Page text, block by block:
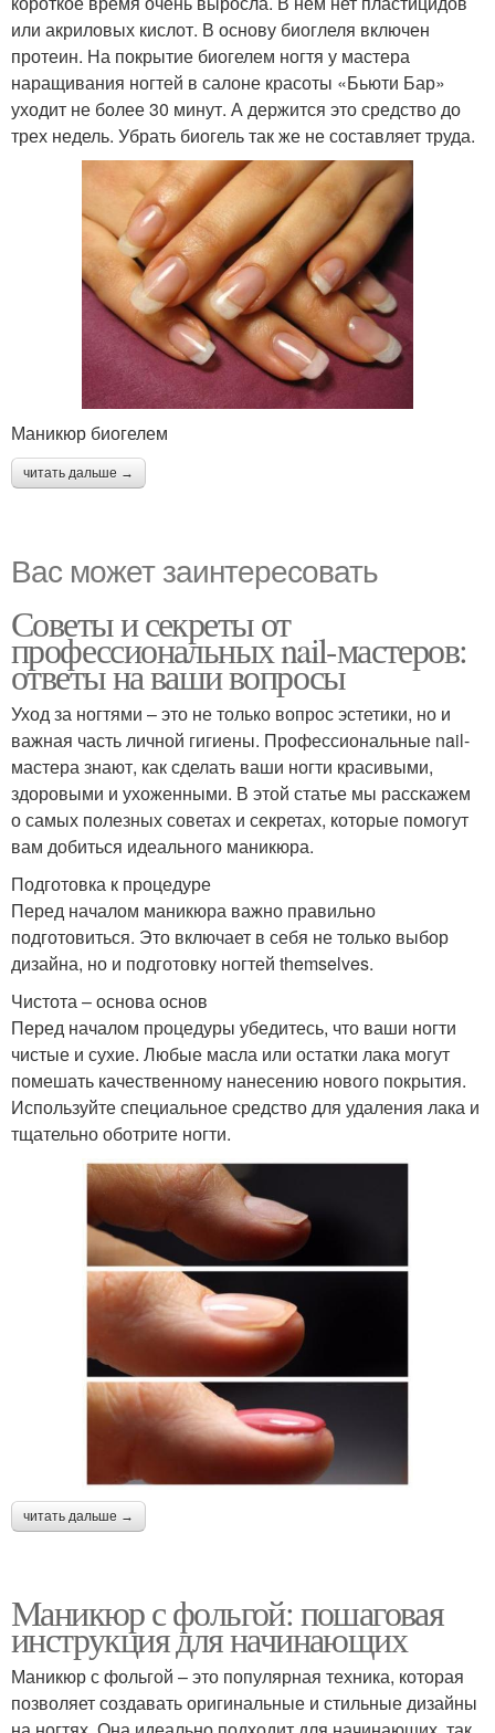
или акриловых кислот. В основу биоглеля включен
протеин. На покрытие биогелем ногтя у мастера
наращивания ногтей в салоне красоты «Бьюти Бар»
уходит не более 30 минут. А держится это средство до
трех недель. Убрать биогель так же не составляет труда.
Маникюр биогелем
читать дальше →
Вас может заинтересовать
Советы и секреты от
профессиональных nail-мастеров:
ответы на ваши вопросы
Уход за ногтями – это не только вопрос эстетики, но и
важная часть личной гигиены. Профессиональные nail-
мастера знают, как сделать ваши ногти красивыми,
здоровыми и ухоженными. В этой статье мы расскажем
о самых полезных советах и секретах, которые помогут
вам добиться идеального маникюра.
Подготовка к процедуре
Перед началом маникюра важно правильно
подготовиться. Это включает в себя не только выбор
дизайна, но и подготовку ногтей themselves.
Чистота – основа основ
Перед началом процедуры убедитесь, что ваши ногти
чистые и сухие. Любые масла или остатки лака могут
помешать качественному нанесению нового покрытия.
Используйте специальное средство для удаления лака и
тщательно оботрите ногти.
читать дальше →
Маникюр с фольгой: пошаговая
инструкция для начинающих
Маникюр с фольгой – это популярная техника, которая
позволяет создавать оригинальные и стильные дизайны